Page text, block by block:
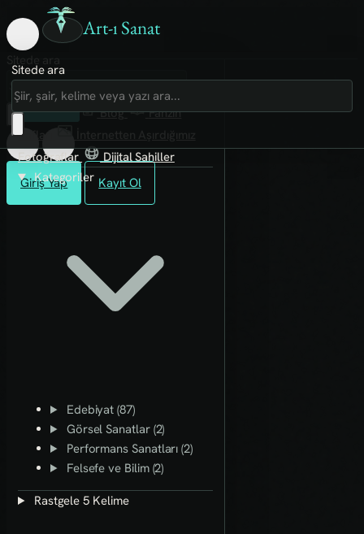
Art-ı Sanat
Giriş Yap Kayıt Ol
Sitede ara
Art-ı Sosyal
İmece
Kütüphane
Blog
Fanzin
Rafları
Fotoğraflar
Dijital Sahiller
Kategoriler
Edebiyat (87)
Görsel Sanatlar (2)
Performans Sanatları (2)
Felsefe ve Bilim (2)
Rastgele 5 Kelime